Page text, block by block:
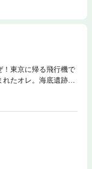
！東京に帰る飛行機で
たオレ。海底遺跡を
思ってたところだっ
け。それにナイスバ
はないっつーの！海洋